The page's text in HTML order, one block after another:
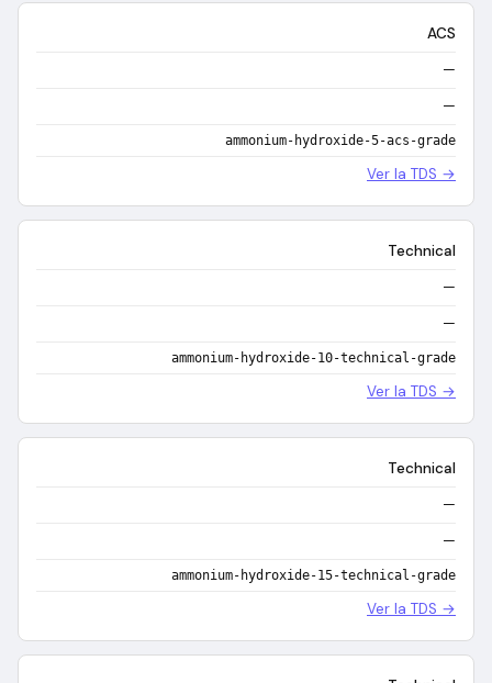
ACS
—
—
ammonium-hydroxide-5-acs-grade
Ver la TDS →
Technical
—
—
ammonium-hydroxide-10-technical-grade
Ver la TDS →
Technical
—
—
ammonium-hydroxide-15-technical-grade
Ver la TDS →